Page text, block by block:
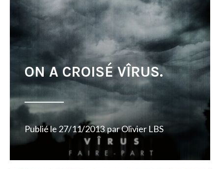
ON A CROISÉ VÎRUS.
Publié le 27/11/2013 parOlivier LBS